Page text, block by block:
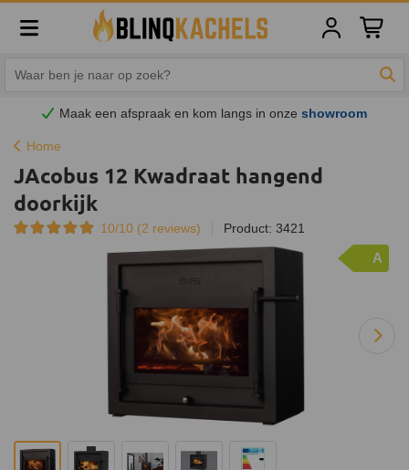
Maak een afspraak en kom langs in onzeshowroom
Home
JAcobus 12 Kwadraat hangend
doorkijk
10/10 (2 reviews) Product: 3421
A